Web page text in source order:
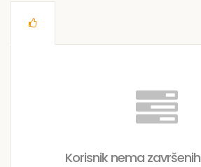
Korisnik nema